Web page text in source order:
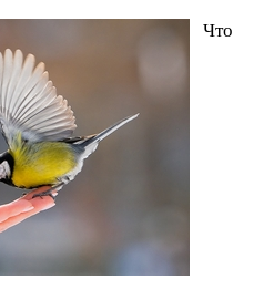
Что